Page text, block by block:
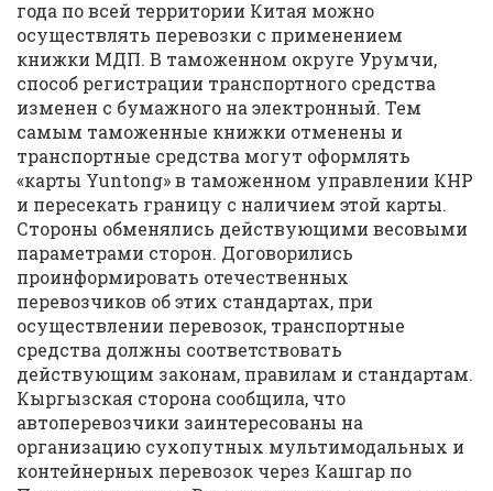
года по всей территории Китая можно
осуществлять перевозки с применением
книжки МДП. В таможенном округе Урумчи,
способ регистрации транспортного средства
изменен с бумажного на электронный. Тем
самым таможенные книжки отменены и
транспортные средства могут оформлять
«карты Yuntong» в таможенном управлении КНР
и пересекать границу с наличием этой карты.
Стороны обменялись действующими весовыми
параметрами сторон. Договорились
проинформировать отечественных
перевозчиков об этих стандартах, при
осуществлении перевозок, транспортные
средства должны соответствовать
действующим законам, правилам и стандартам.
Кыргызская сторона сообщила, что
автоперевозчики заинтересованы на
организацию сухопутных мультимодальных и
контейнерных перевозок через Кашгар по